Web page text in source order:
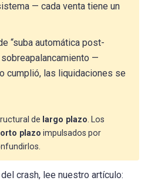
— cada venta tiene un
“suba automática post-
sobreapalancamiento —
cumplió, las liquidaciones se
de largo plazo. Los
plazo impulsados por
crash, lee nuestro artículo: